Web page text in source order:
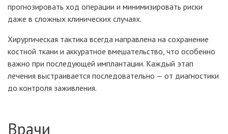
прогнозировать ход операции и минимизировать риски
даже в сложных клинических случаях.
Хирургическая тактика всегда направлена на сохранение
костной ткани и аккуратное вмешательство, что особенно
важно при последующей имплантации. Каждый этап
лечения выстраивается последовательно — от диагностики
до контроля заживления.
Врачи